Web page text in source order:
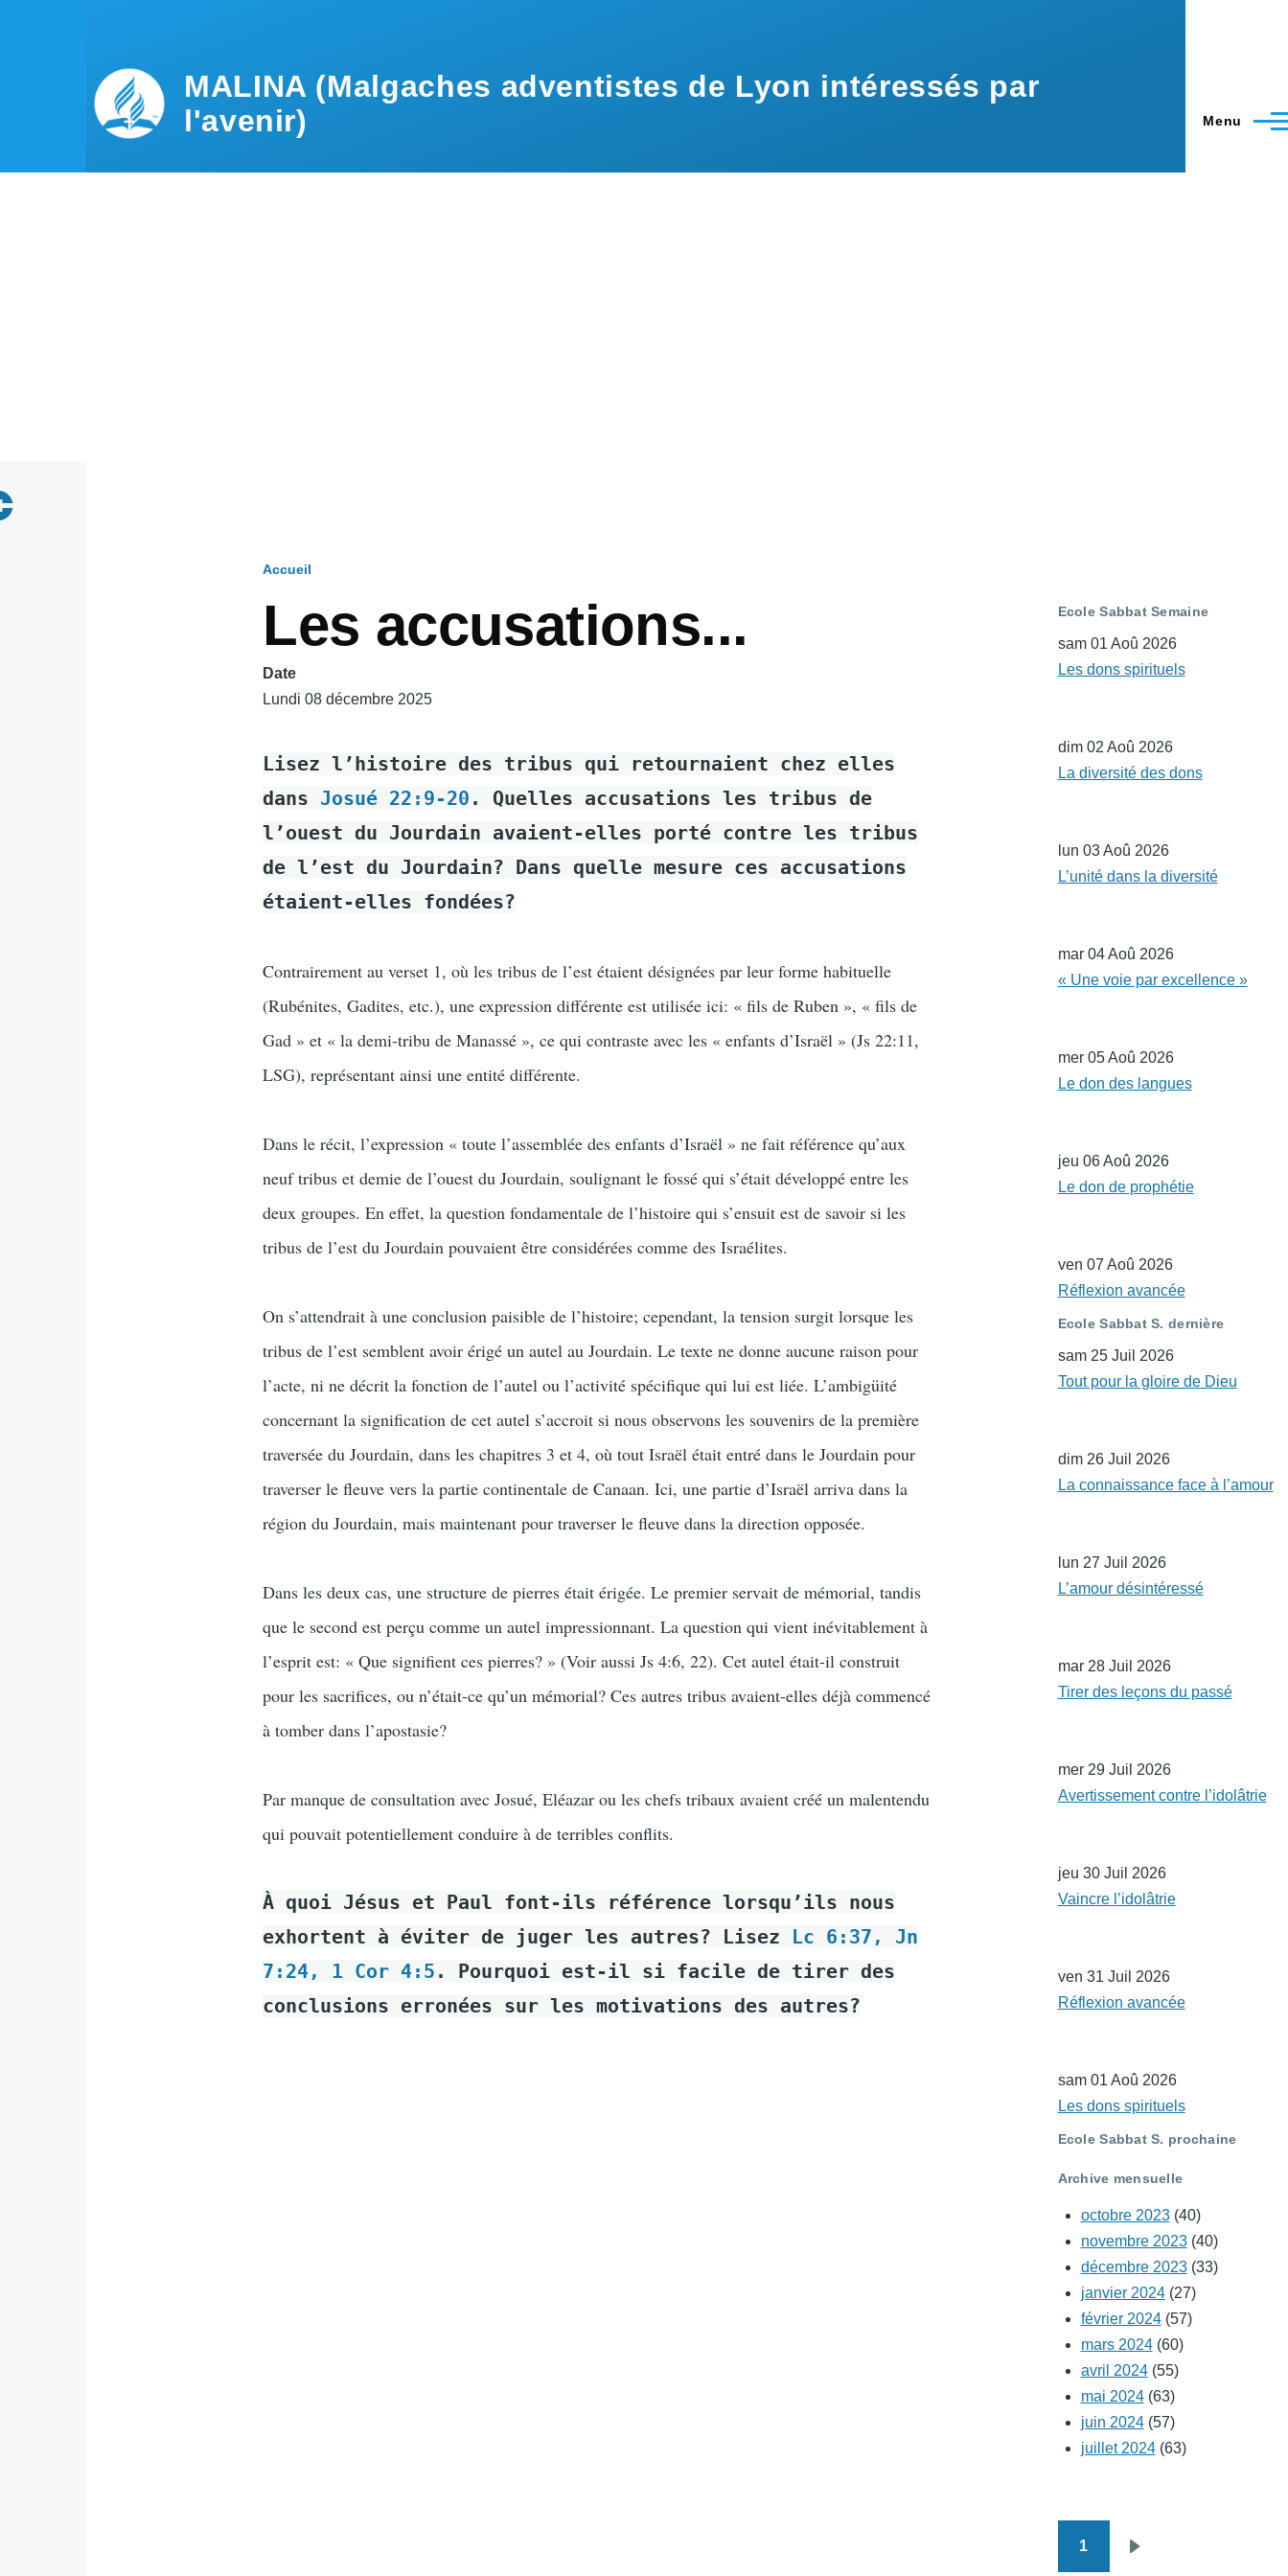
MALINA (Malgaches adventistes de Lyon intéressés par
l'avenir)
Menu
d'Ariane
Accueil
Les accusations...
Date
Lundi 08 décembre 2025
Lisez l’histoire des tribus qui retournaient chez elles
dans Josué 22:9-20 . Quelles accusations les tribus de
l’ouest du Jourdain avaient-elles porté contre les tribus
de l’est du Jourdain? Dans quelle mesure ces accusations
étaient-elles fondées?
Contrairement au verset 1, où les tribus de l’est étaient désignées par leur forme habituelle
(Rubénites, Gadites, etc.), une expression différente est utilisée ici: « fils de Ruben », « fils de
Gad » et « la demi-tribu de Manassé », ce qui contraste avec les « enfants d’Israël » (Js 22:11,
LSG), représentant ainsi une entité différente.
Dans le récit, l’expression « toute l’assemblée des enfants d’Israël » ne fait référence qu’aux
neuf tribus et demie de l’ouest du Jourdain, soulignant le fossé qui s’était développé entre les
deux groupes. En effet, la question fondamentale de l’histoire qui s’ensuit est de savoir si les
tribus de l’est du Jourdain pouvaient être considérées comme des Israélites.
On s’attendrait à une conclusion paisible de l’histoire; cependant, la tension surgit lorsque les
tribus de l’est semblent avoir érigé un autel au Jourdain. Le texte ne donne aucune raison pour
l’acte, ni ne décrit la fonction de l’autel ou l’activité spécifique qui lui est liée. L’ambigüité
concernant la signification de cet autel s’accroit si nous observons les souvenirs de la première
traversée du Jourdain, dans les chapitres 3 et 4, où tout Israël était entré dans le Jourdain pour
traverser le fleuve vers la partie continentale de Canaan. Ici, une partie d’Israël arriva dans la
région du Jourdain, mais maintenant pour traverser le fleuve dans la direction opposée.
Dans les deux cas, une structure de pierres était érigée. Le premier servait de mémorial, tandis
que le second est perçu comme un autel impressionnant. La question qui vient inévitablement à
l’esprit est: « Que signifient ces pierres? » (Voir aussi Js 4:6, 22). Cet autel était-il construit
pour les sacrifices, ou n’était-ce qu’un mémorial? Ces autres tribus avaient-elles déjà commencé
à tomber dans l’apostasie?
Par manque de consultation avec Josué, Eléazar ou les chefs tribaux avaient créé un malentendu
qui pouvait potentiellement conduire à de terribles conflits.
À quoi Jésus et Paul font-ils référence lorsqu’ils nous
exhortent à éviter de juger les autres? Lisez Lc 6:37, Jn
7:24, 1 Cor 4:5 . Pourquoi est-il si facile de tirer des
conclusions erronées sur les motivations des autres?
Ecole Sabbat Semaine
sam 01 Aoû 2026
Les dons spirituels
dim 02 Aoû 2026
La diversité des dons
lun 03 Aoû 2026
L’unité dans la diversité
mar 04 Aoû 2026
« Une voie par excellence »
mer 05 Aoû 2026
Le don des langues
jeu 06 Aoû 2026
Le don de prophétie
ven 07 Aoû 2026
Réflexion avancée
Ecole Sabbat S. dernière
sam 25 Juil 2026
Tout pour la gloire de Dieu
dim 26 Juil 2026
La connaissance face à l’amour
lun 27 Juil 2026
L’amour désintéressé
mar 28 Juil 2026
Tirer des leçons du passé
mer 29 Juil 2026
Avertissement contre l’idolâtrie
jeu 30 Juil 2026
Vaincre l’idolâtrie
ven 31 Juil 2026
Réflexion avancée
sam 01 Aoû 2026
Les dons spirituels
Ecole Sabbat S. prochaine
Archive mensuelle
octobre 2023(40)
novembre 2023(40)
décembre 2023(33)
janvier 2024(27)
février 2024(57)
mars 2024(60)
avril 2024(55)
mai 2024(63)
juin 2024(57)
juillet 2024(63)
Pagination
1